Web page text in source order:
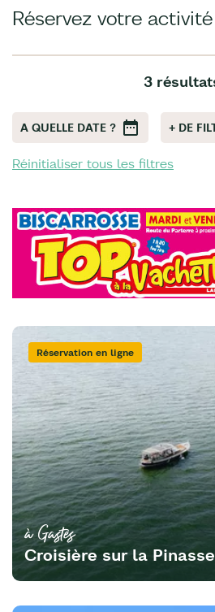
Réservez votre activité
3
A QUELLE DATE ? + DE
Réinitialiser tous les filtres
Réservation en ligne
à Gastes
Croisière sur la